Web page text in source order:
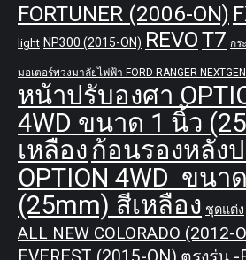
FORTUNER (2006-ON)
light NP300 (2015-ON) REVOT7 กร
มอเตอร์พวงมาลัยไฟฟ้า FORD RANGER
หน้าปรับองศา
4WD ขนาด 1 นิ้ว
เหลือง ก้อนรองหลัง
OPTION 4WD ขนา
(25mm) สีเหลือง ชุดแต่ง
ALL NEW COLORADO (2012-